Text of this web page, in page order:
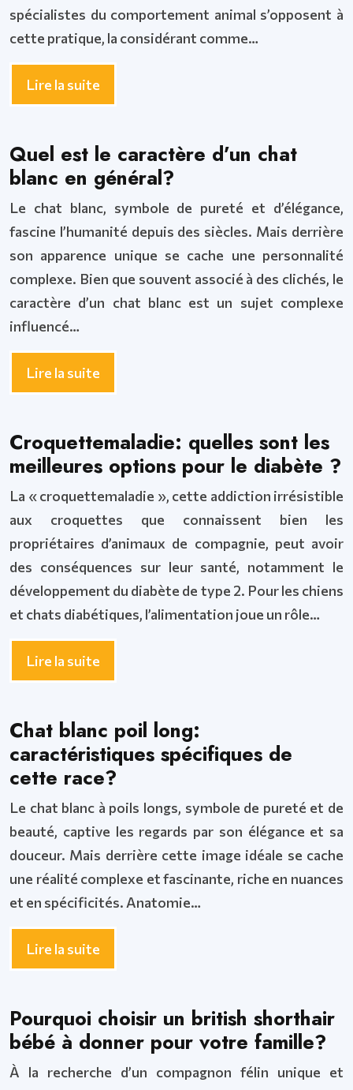
spécialistes du comportement animal s’opposent à
cette pratique, la considérant comme…
Lire la suite
Quel est le caractère d’un chat
blanc en général?
Le chat blanc, symbole de pureté et d’élégance,
fascine l’humanité depuis des siècles. Mais derrière
son apparence unique se cache une personnalité
complexe. Bien que souvent associé à des clichés, le
caractère d’un chat blanc est un sujet complexe
influencé…
Lire la suite
Croquettemaladie: quelles sont les
meilleures options pour le diabète ?
La « croquettemaladie », cette addiction irrésistible
aux croquettes que connaissent bien les
propriétaires d’animaux de compagnie, peut avoir
des conséquences sur leur santé, notamment le
développement du diabète de type 2. Pour les chiens
et chats diabétiques, l’alimentation joue un rôle…
Lire la suite
Chat blanc poil long:
caractéristiques spécifiques de
cette race?
Le chat blanc à poils longs, symbole de pureté et de
beauté, captive les regards par son élégance et sa
douceur. Mais derrière cette image idéale se cache
une réalité complexe et fascinante, riche en nuances
et en spécificités. Anatomie…
Lire la suite
Pourquoi choisir un british shorthair
bébé à donner pour votre famille?
À la recherche d’un compagnon félin unique et